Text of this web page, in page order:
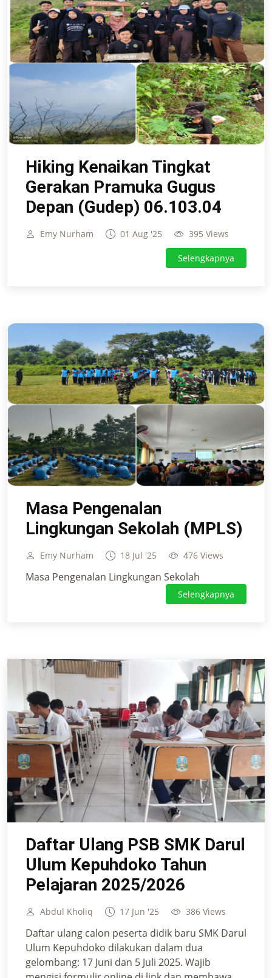
Hiking Kenaikan Tingkat
Gerakan Pramuka Gugus
Depan (Gudep) 06.103.04
Emy Nurham 01 Aug '25 395 Views
Selengkapnya
Masa Pengenalan
Lingkungan Sekolah (MPLS)
Emy Nurham 18 Jul '25 476 Views
Masa Pengenalan Lingkungan Sekolah
Selengkapnya
Daftar Ulang PSB SMK Darul
Ulum Kepuhdoko Tahun
Pelajaran 2025/2026
Abdul Kholiq 17 Jun '25 386 Views
Daftar ulang calon peserta didik baru SMK Darul
Ulum Kepuhdoko dilakukan dalam dua
gelombang: 17 Juni dan 5 Juli 2025. Wajib